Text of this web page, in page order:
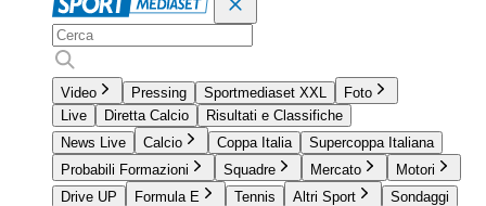
Video Pressing Sportmediaset XXL
Foto
Live
Diretta Calcio
Risultati e Classifiche
News Live
Calcio Coppa Italia
Supercoppa Italiana
Probabili Formazioni
Squadre Mercato
Motori
Drive UP
Formula E Tennis Altri Sport
Sondaggi